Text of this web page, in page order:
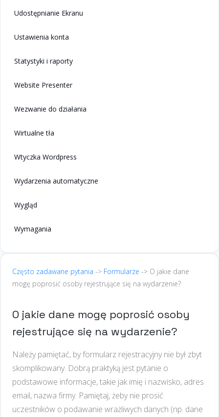
Udostępnianie Ekranu
Ustawienia konta
Statystyki i raporty
Website Presenter
Wezwanie do działania
Wirtualne tła
Wtyczka Wordpress
Wydarzenia automatyczne
Wygląd
Wymagania
Często zadawane pytania -> Formularze -> O jakie dane
mogę poprosić osoby rejestrujące się na wydarzenie?
O jakie dane mogę poprosić osoby
rejestrujące się na wydarzenie?
Należy pamiętać, by formularz rejestracyjny nie był zbyt
skomplikowany. Dobrą praktyką jest pytanie o
podstawowe informacje, takie jak imię i nazwisko, adres
email, nazwa firmy. Pamiętaj, żeby nie prosić
uczestników o podawanie wrażliwych danych (np. dane